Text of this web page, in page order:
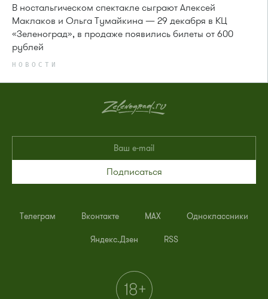
В ностальгическом спектакле сыграют Алексей
Маклаков и Ольга Тумайкина — 29 декабря в КЦ
«Зеленоград», в продаже появились билеты от 600
рублей
НОВОСТИ
Подписаться
Телеграм Вконтакте MAX Одноклассники
Яндекс.Дзен RSS